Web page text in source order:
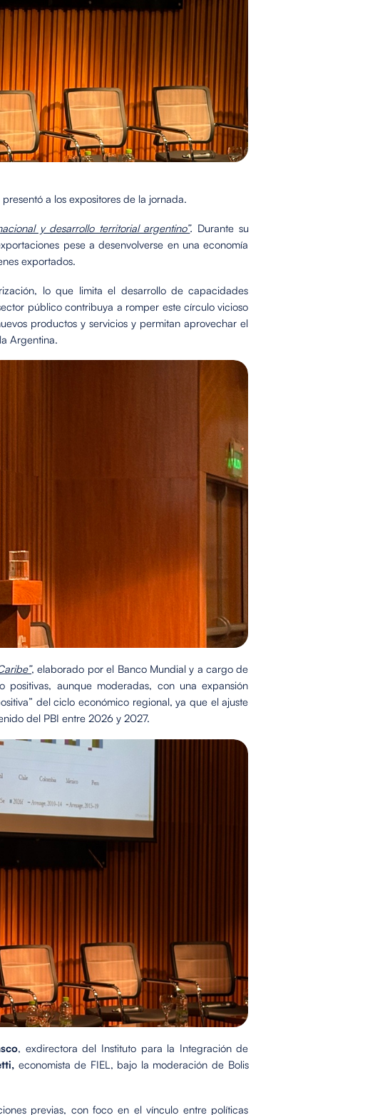
a los expositores de la jornada.
y desarrollo territorial argentino”. Durante su
pese a desenvolverse en una economía
exportados.
lo que limita el desarrollo de capacidades
público contribuya a romper este círculo vicioso
productos y servicios y permitan aprovechar el
Argentina.
, elaborado por el Banco Mundial y a cargo de
aunque moderadas, con una expansión
del ciclo económico regional, ya que el ajuste
del PBI entre 2026 y 2027.
, exdirectora del Instituto para la Integración de
economista de FIEL, bajo la moderación de Bolis
previas, con foco en el vínculo entre políticas